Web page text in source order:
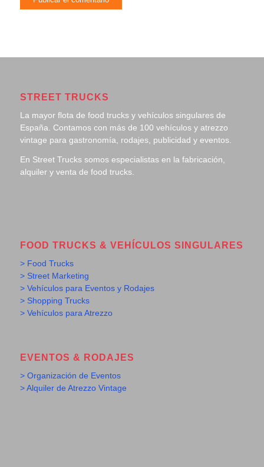
STREET TRUCKS
La mayor flota de food trucks y vehículos singulares de
España. Contamos con más de 100 vehículos y atrezzo
vintage para gastronomía, rodajes, publicidad y eventos.
En Street Trucks somos especialistas en la fabricación,
alquiler y venta de food trucks.
FOOD TRUCKS & VEHÍCULOS SINGULARES
> Food Trucks
> Street Marketing
> Vehículos para Eventos y Rodajes
> Shopping Trucks
> Vehículos para Atrezzo
EVENTOS & RODAJES
> Organización de Eventos
> Alquiler de Atrezzo Vintage